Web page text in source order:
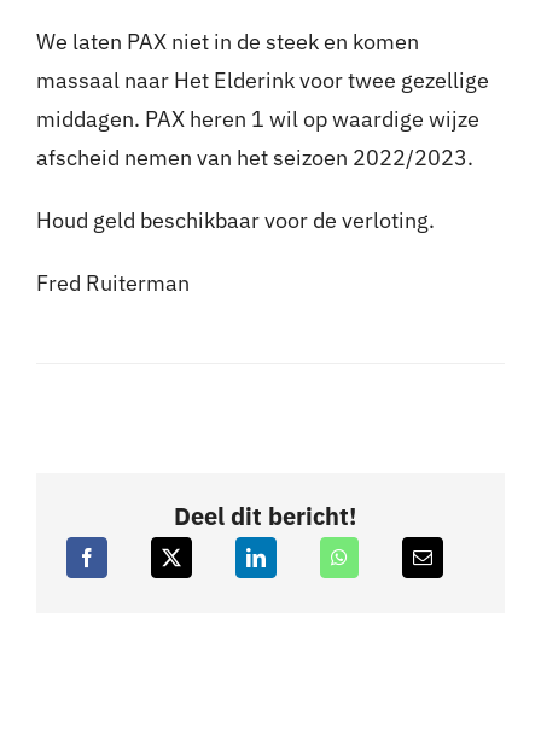
We laten PAX niet in de steek en komen
massaal naar Het Elderink voor twee gezellige
middagen. PAX heren 1 wil op waardige wijze
afscheid nemen van het seizoen 2022/2023.
Houd geld beschikbaar voor de verloting.
Fred Ruiterman
Deel dit bericht!